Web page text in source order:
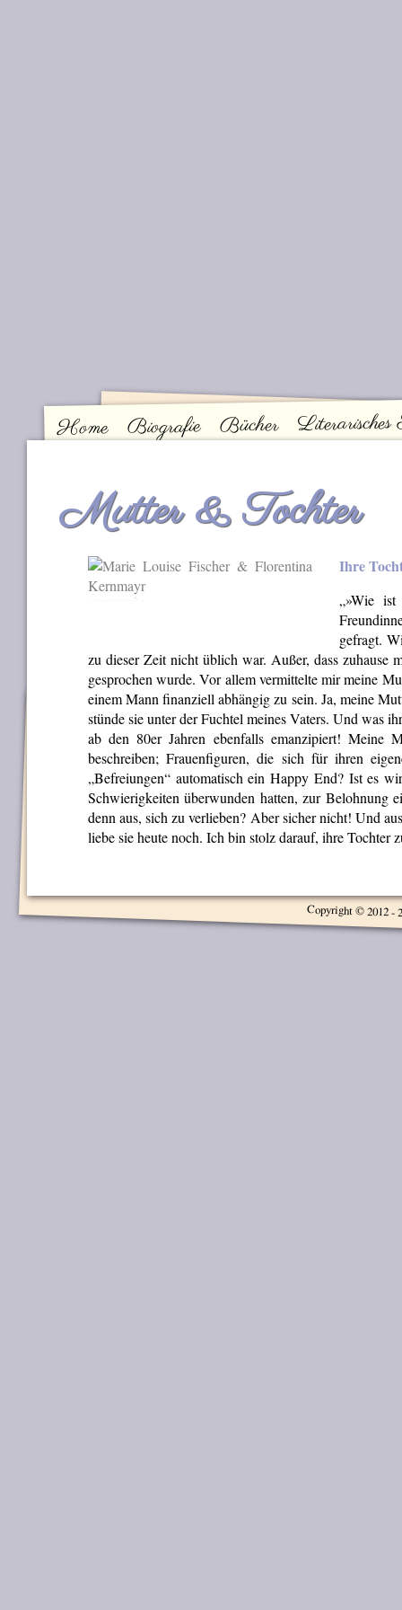
Hauptmenü
Home Biografie Bücher
Mutter & Tochter
Ihre
„»Wie
gefragt.
zu dieser Zeit nicht üblich war. Außer, dass zuhause
gesprochen wurde. Vor allem vermittelte mir meine
einem Mann finanziell abhängig zu sein. Ja, meine
stünde sie unter der Fuchtel meines Vaters. Und was
ab den 80er Jahren ebenfalls emanzipiert! Meine
beschreiben; Frauenfiguren, die sich für ihren
„Befreiungen“ automatisch ein Happy End? Ist es
Schwierigkeiten überwunden hatten, zur Belohnung
denn aus, sich zu verlieben? Aber sicher nicht! Und
liebe sie heute noch. Ich bin stolz darauf, ihre Tochter
Copyright © 2012 -